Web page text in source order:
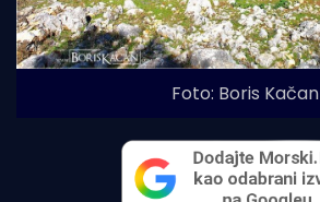
Foto: Boris Kačan